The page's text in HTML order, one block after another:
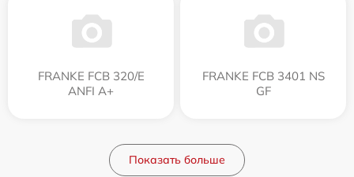
FRANKE FCB 320/E
ANFI A+
FRANKE FCB 3401 NS
GF
Показать больше